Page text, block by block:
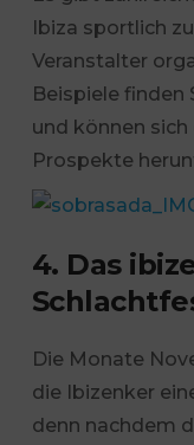
Ibiza sportlich
Veranstalter
Beispiele finden
und können
Prospekte
4. Das
Die Monate
die Ibizenker
denn nachdem